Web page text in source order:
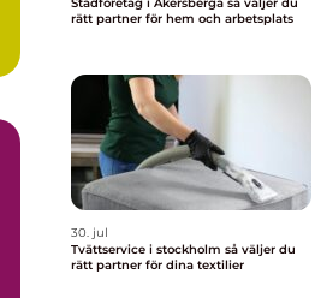
rätt partner för hem och arbetsplats
30. jul
Tvättservice i stockholm så väljer du
rätt partner för dina textilier